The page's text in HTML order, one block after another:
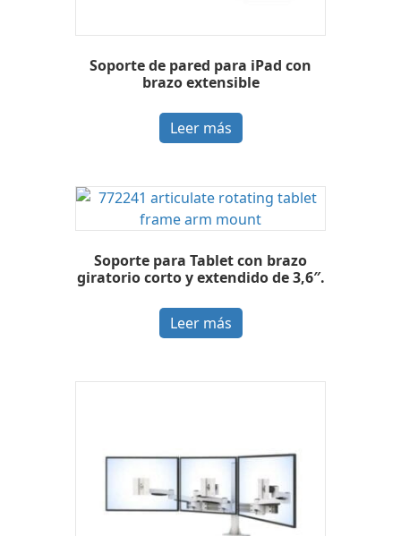
Soporte de pared para iPad con
brazo extensible
Leer más
Soporte para Tablet con brazo
giratorio corto y extendido de 3,6″.
Leer más